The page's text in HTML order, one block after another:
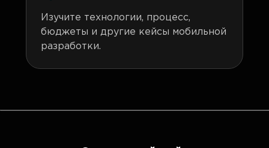
Изучите технологии, процесс,
бюджеты и другие кейсы мобильной
разработки.